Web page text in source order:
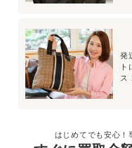
発
ス！
はじめてでも安心！